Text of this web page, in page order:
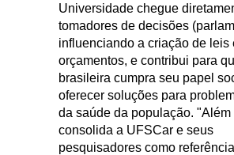
Universidade chegue
tomadores de decisões
influenciando a criação de leis
orçamentos, e contribui para
brasileira cumpra seu papel
oferecer soluções para
da saúde da população. "Além
consolida a UFSCar e seus
pesquisadores como